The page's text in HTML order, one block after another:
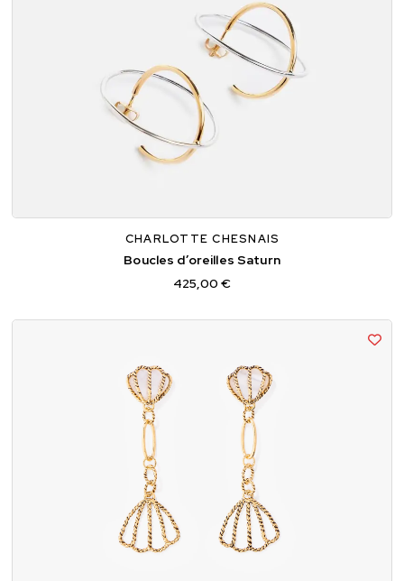
CHARLOTTE CHESNAIS
Boucles d’oreilles Saturn
425,00 €